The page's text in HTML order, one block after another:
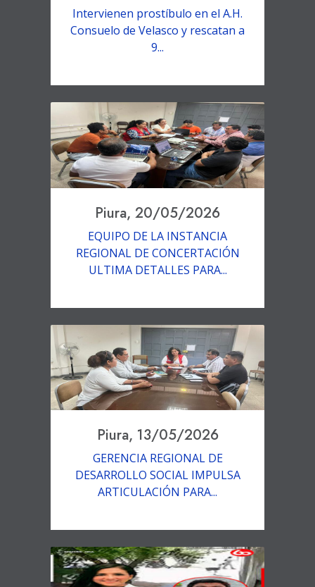
Intervienen prostíbulo en el A.H.
Consuelo de Velasco y rescatan a
9...
Piura, 20/05/2026
EQUIPO DE LA INSTANCIA
REGIONAL DE CONCERTACIÓN
ULTIMA DETALLES PARA...
Piura, 13/05/2026
GERENCIA REGIONAL DE
DESARROLLO SOCIAL IMPULSA
ARTICULACIÓN PARA...